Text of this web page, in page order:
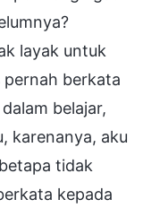
layak untuk
pernah berkata
belajar,
karenanya, aku
tidak
kepada